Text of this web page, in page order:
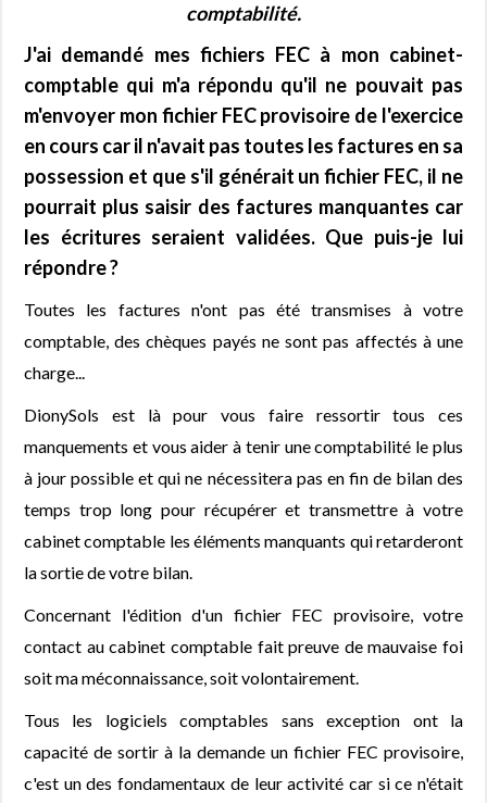
comptabilité.
J'ai demandé mes fichiers FEC à mon cabinet-
comptable qui m'a répondu qu'il ne pouvait pas
m'envoyer mon fichier FEC provisoire de l'exercice
en cours car il n'avait pas toutes les factures en sa
possession et que s'il générait un fichier FEC, il ne
pourrait plus saisir des factures manquantes car
les écritures seraient validées. Que puis-je lui
répondre ?
Toutes les factures n'ont pas été transmises à votre
comptable, des chèques payés ne sont pas affectés à une
charge...
DionySols est là pour vous faire ressortir tous ces
manquements et vous aider à tenir une comptabilité le plus
à jour possible et qui ne nécessitera pas en fin de bilan des
temps trop long pour récupérer et transmettre à votre
cabinet comptable les éléments manquants qui retarderont
la sortie de votre bilan.
Concernant l'édition d'un fichier FEC provisoire, votre
contact au cabinet comptable fait preuve de mauvaise foi
soit ma méconnaissance, soit volontairement.
Tous les logiciels comptables sans exception ont la
capacité de sortir à la demande un fichier FEC provisoire,
c'est un des fondamentaux de leur activité car si ce n'était